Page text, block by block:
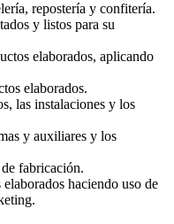
repostería y confitería.
y listos para su
elaborados, aplicando
elaborados.
las instalaciones y los
y auxiliares y los
fabricación.
haciendo uso de